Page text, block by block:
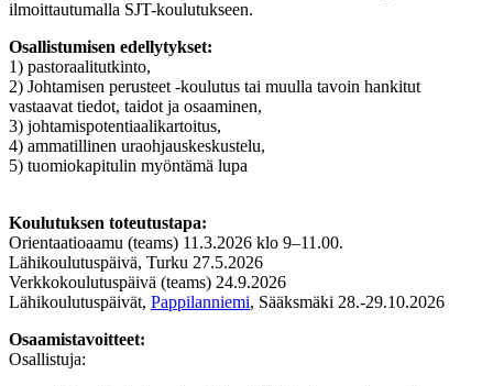
ilmoittautumalla SJT-koulutukseen.
Osallistumisen edellytykset:
1) pastoraalitutkinto,
2) Johtamisen perusteet -koulutus tai muulla tavoin hankitut
vastaavat tiedot, taidot ja osaaminen,
3) johtamispotentiaalikartoitus,
4) ammatillinen uraohjauskeskustelu,
5) tuomiokapitulin myöntämä lupa
Koulutuksen toteutustapa:
Orientaatioaamu (teams) 11.3.2026 klo 9–11.00.
Lähikoulutuspäivä, Turku 27.5.2026
Verkkokoulutuspäivä (teams) 24.9.2026
Lähikoulutuspäivät, Pappilanniemi, Sääksmäki 28.-29.10.2026
Osaamistavoitteet:
Osallistuja: